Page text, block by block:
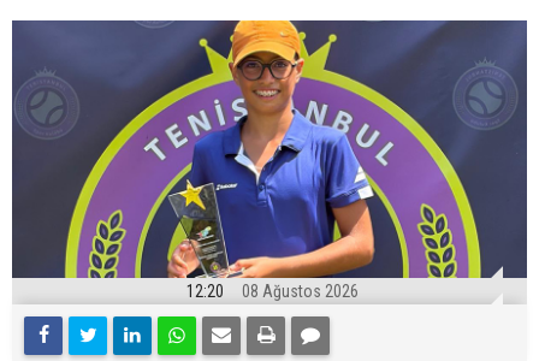
12:20 08 Ağustos 2026